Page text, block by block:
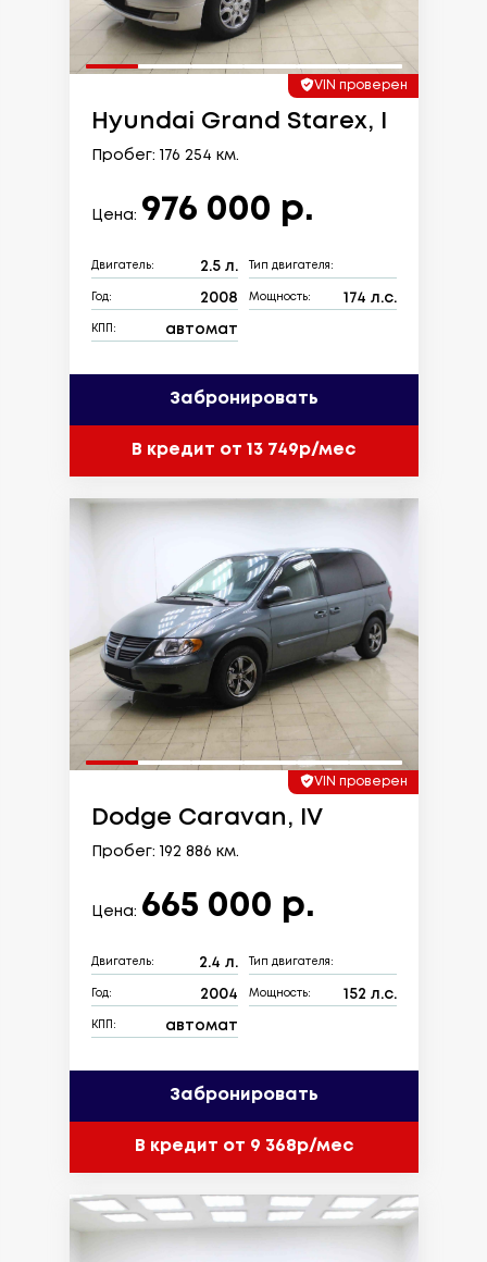
VIN проверен
Hyundai Grand Starex, I
Пробег: 176 254 км.
Цена: 976 000 р.
Двигатель: 2.5 л. Тип двигателя:
Год: 2008 Мощность: 174 л.с.
КПП: автомат
Забронировать
В кредит от 13 749р/мес
VIN проверен
Dodge Caravan, IV
Пробег: 192 886 км.
Цена: 665 000 р.
Двигатель: 2.4 л. Тип двигателя:
Год: 2004 Мощность: 152 л.с.
КПП: автомат
Забронировать
В кредит от 9 368р/мес